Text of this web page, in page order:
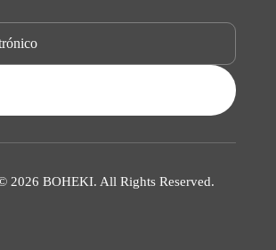
2026 BOHEKI. All Rights Reserved.